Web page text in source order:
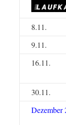
8.11.
9.11.
16.11.
30.11.
Dezember